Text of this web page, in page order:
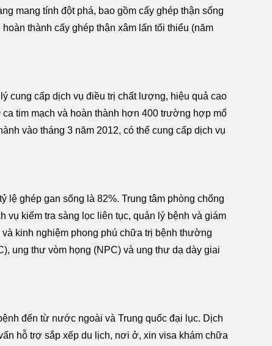
mang tính đột phá, bao gồm cấy ghép thận sống
thành cấy ghép thận xâm lấn tối thiểu (năm
cung cấp dịch vụ điều trị chất lượng, hiệu quả cao
tim mạch và hoàn thành hơn 400 trường hợp mổ
vào tháng 3 năm 2012, có thể cung cấp dịch vụ
lệ ghép gan sống là 82%. Trung tâm phòng chống
vụ kiểm tra sàng lọc liên tục, quản lý bệnh và giám
kinh nghiệm phong phú chữa trị bệnh thường
ung thư vòm họng (NPC) và ung thư dạ dày giai
đến từ nước ngoài và Trung quốc đại lục. Dịch
hỗ trợ sắp xếp du lịch, nơi ở, xin visa khám chữa